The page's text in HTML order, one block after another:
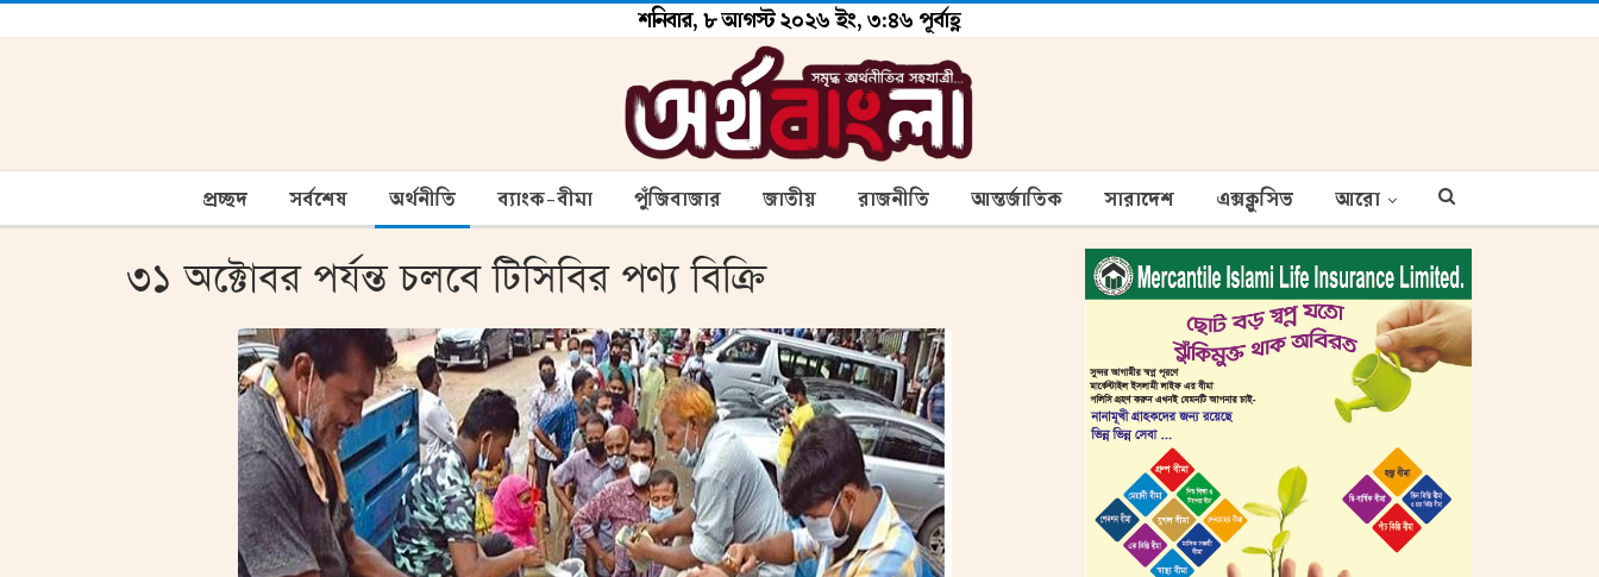
শনিবার, ৮ আগস্ট ২০২৬ ইং, ৩:৪৬ পূর্বাহ্ণ
প্রচ্ছদ সর্বশেষ অর্থনীতি ব্যাংক-বীমা পুঁজিবাজার জাতীয় রাজনীতি আন্তর্জাতিক সারাদেশ এক্সক্লুসিভ আরো
৩১ অক্টোবর পর্যন্ত চলবে টিসিবির পণ্য বিক্রি